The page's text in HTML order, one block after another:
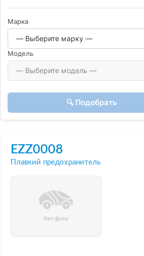
Марка
Модель
🔍 Подобрать
EZZ0008
Плавкий предохранитель